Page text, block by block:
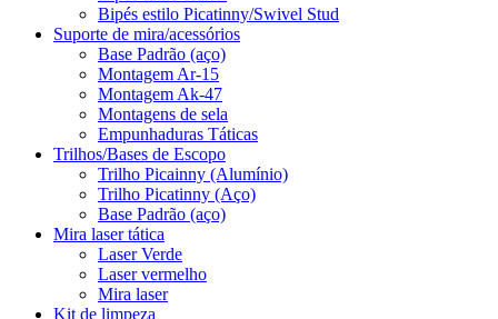
Bipés estilo Picatinny/Swivel Stud
Suporte de mira/acessórios
Base Padrão (aço)
Montagem Ar-15
Montagem Ak-47
Montagens de sela
Empunhaduras Táticas
Trilhos/Bases de Escopo
Trilho Picainny (Alumínio)
Trilho Picatinny (Aço)
Base Padrão (aço)
Mira laser tática
Laser Verde
Laser vermelho
Mira laser
Kit de limpeza